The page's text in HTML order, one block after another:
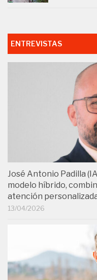
ENTREVISTAS
José Antonio Padilla
modelo híbrido,
atención
13/04/2026